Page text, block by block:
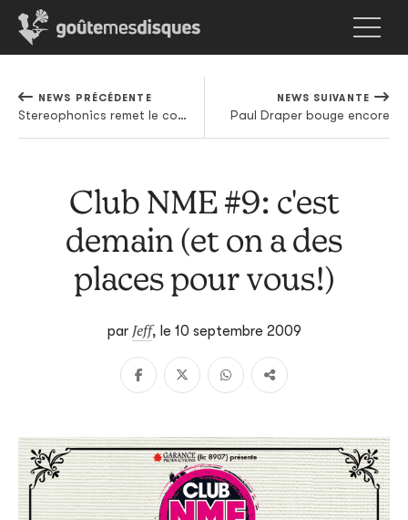
NEWS PRÉCÉDENTE
Stereophonics remet le couvert
NEWS SUIVANTE
Paul Draper bouge encore
Club NME #9: c'est
demain (et on a des
places pour vous!)
par Jeff, le 10 septembre 2009